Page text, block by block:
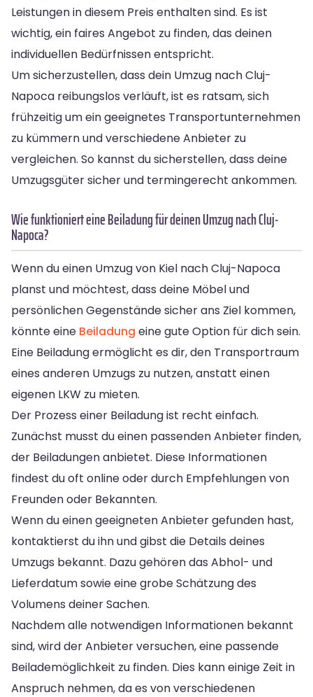
Leistungen in diesem Preis enthalten sind. Es ist
wichtig, ein faires Angebot zu finden, das deinen
individuellen Bedürfnissen entspricht.
Um sicherzustellen, dass dein Umzug nach Cluj-
Napoca reibungslos verläuft, ist es ratsam, sich
frühzeitig um ein geeignetes Transportunternehmen
zu kümmern und verschiedene Anbieter zu
vergleichen. So kannst du sicherstellen, dass deine
Umzugsgüter sicher und termingerecht ankommen.
Wie funktioniert eine Beiladung für deinen Umzug nach Cluj-
Napoca?
Wenn du einen Umzug von Kiel nach Cluj-Napoca
planst und möchtest, dass deine Möbel und
persönlichen Gegenstände sicher ans Ziel kommen,
könnte eine Beiladung eine gute Option für dich sein.
Eine Beiladung ermöglicht es dir, den Transportraum
eines anderen Umzugs zu nutzen, anstatt einen
eigenen LKW zu mieten.
Der Prozess einer Beiladung ist recht einfach.
Zunächst musst du einen passenden Anbieter finden,
der Beiladungen anbietet. Diese Informationen
findest du oft online oder durch Empfehlungen von
Freunden oder Bekannten.
Wenn du einen geeigneten Anbieter gefunden hast,
kontaktierst du ihn und gibst die Details deines
Umzugs bekannt. Dazu gehören das Abhol- und
Lieferdatum sowie eine grobe Schätzung des
Volumens deiner Sachen.
Nachdem alle notwendigen Informationen bekannt
sind, wird der Anbieter versuchen, eine passende
Beilademöglichkeit zu finden. Dies kann einige Zeit in
Anspruch nehmen, da es von verschiedenen